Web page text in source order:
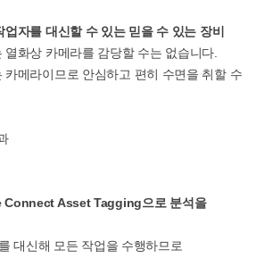
자를 대신할 수 있는 믿을 수 있는 장비
화상 카메라를 감당할 수는 없습니다.
카메라이므로 안심하고 편히 수면을 취할 수
Connect Asset Tagging으로 분석을
대신해 모든 작업을 수행하므로